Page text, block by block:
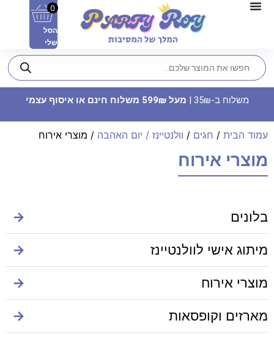
0
הסל
שלי
משלוח ב-35₪ | מעל 599₪ משלוח חינם או איסוף עצמי
עמוד הבית / חגים / וולנטיינז / יום האהבה / מוצרי אירוח
מוצרי אירוח
בלונים →
מיתוג אישי לוולנטיינז →
מוצרי אירוח →
מארזים וקופסאות →